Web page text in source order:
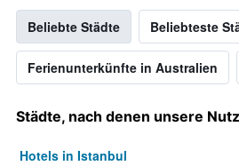
Beliebte Städte Beliebteste
Ferienunterkünfte in Australien
Städte, nach denen unsere
Hotels in Istanbul